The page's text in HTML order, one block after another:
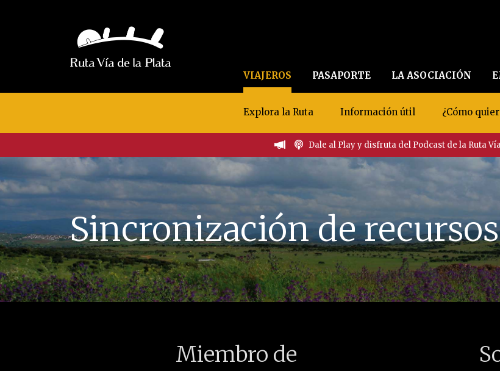
VIAJEROS PASAPORTE LA ASOCIACIÓN
Explora la Ruta Información útil ¿Cómo
Dale al Play y disfruta del Podcast de la Ruta
Sincronización de recursos
Miembro de